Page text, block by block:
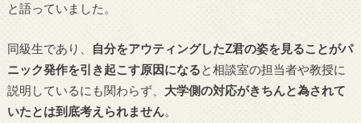
と語っていました。
同級生であり、
自分をアウティングしたZ君の姿を見ることがパ
ニック発作を引き起こす原因になると相談室の担当者や教授に
説明しているにも関わらず、 大学側の対応がきちんと為されて
いたとは到底考えられません。